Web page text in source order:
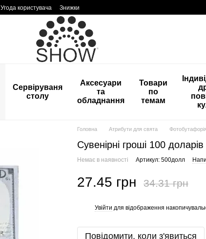
Угода користувача Знижки
Сервіруваня
столу
Аксесуари
та
обладнання
Товари
по
темам
Головна Атрибути для свята Фотобутафорія
Сувенірні гроші 100
Немає в наявності Артикул: 500долл
27.45 грн 34.31 грн
Увійти для відображення
Повідомити, коли з'явиться